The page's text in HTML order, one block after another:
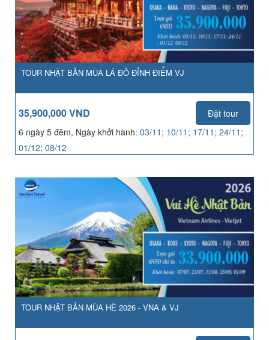
TOUR NHẬT BẢN MÙA LÁ ĐỎ ĐỈNH ĐIỂM VJ
35,900,000 VND
Đặt tour
6 ngày 5 đêm, Ngày khởi hành: 03/11; 10/11; 17/11; 24/11;
01/12; 08/12
TOUR NHẬT BẢN MÙA HÈ 2026 - VNA & VJ